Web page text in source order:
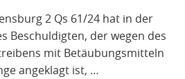
2 Qs 61/24 hat in der
Beschuldigten, der wegen des
mit Betäubungsmitteln
angeklagt ist, …